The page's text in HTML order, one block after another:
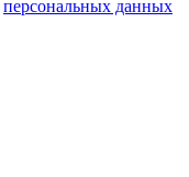
персональных данных